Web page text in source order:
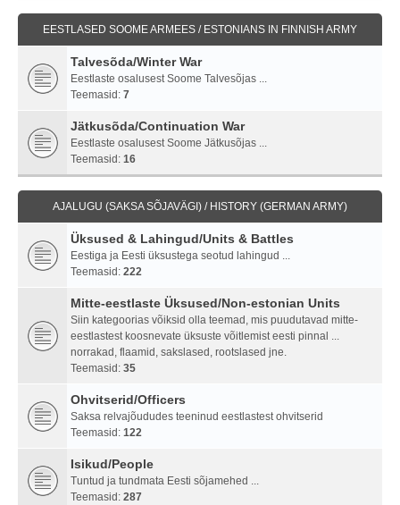
EESTLASED SOOME ARMEES / ESTONIANS IN FINNISH ARMY
Talvesõda/Winter War
Eestlaste osalusest Soome Talvesõjas ...
Teemasid: 7
Jätkusõda/Continuation War
Eestlaste osalusest Soome Jätkusõjas ...
Teemasid: 16
AJALUGU (SAKSA SÕJAVÄGI) / HISTORY (GERMAN ARMY)
Üksused & Lahingud/Units & Battles
Eestiga ja Eesti üksustega seotud lahingud ...
Teemasid: 222
Mitte-eestlaste Üksused/Non-estonian Units
Siin kategoorias võiksid olla teemad, mis puudutavad mitte-
eestlastest koosnevate üksuste võitlemist eesti pinnal ...
norrakad, flaamid, sakslased, rootslased jne.
Teemasid: 35
Ohvitserid/Officers
Saksa relvajõududes teeninud eestlastest ohvitserid
Teemasid: 122
Isikud/People
Tuntud ja tundmata Eesti sõjamehed ...
Teemasid: 287